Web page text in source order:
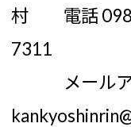
村 電話
7311
メールア